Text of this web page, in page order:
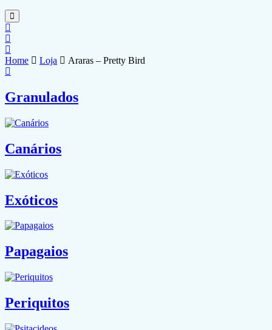
Home Loja Araras – Pretty Bird
Granulados
Canários
Exóticos
Papagaios
Periquitos